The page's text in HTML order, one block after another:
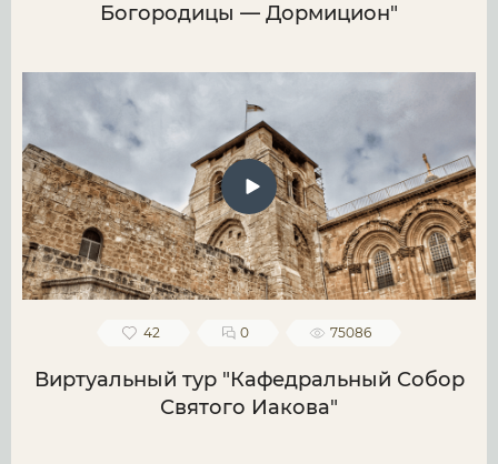
Богородицы — Дормицион"
42 0 75086
Виртуальный тур "Кафедральный Собор
Святого Иакова"